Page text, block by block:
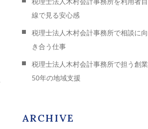
線で見る安心感
税理士法人木村会計事務所で相談に向
き合う仕事
税理士法人木村会計事務所で担う創業
50年の地域支援
ARCHIVE